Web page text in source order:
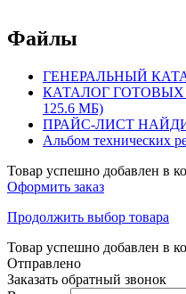
Файлы
ГЕНЕРАЛЬНЫЙ
КАТАЛОГ ГОТОВЫХ
125.6 МБ)
ПРАЙС-ЛИСТ НАЙДИ
Альбом технических
Товар успешно добавлен в
Оформить заказ
Продолжить выбор товара
Товар успешно добавлен в
Отправлено
Заказать обратный звонок